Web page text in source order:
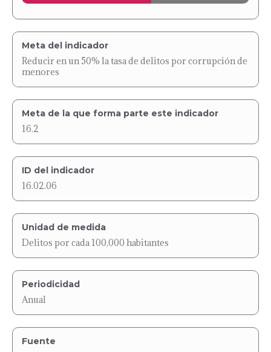
Meta del indicador
Reducir en un 50% la tasa de delitos por corrupción de
menores
Meta de la que forma parte este indicador
16.2
ID del indicador
16.02.06
Unidad de medida
Delitos por cada 100,000 habitantes
Periodicidad
Anual
Fuente